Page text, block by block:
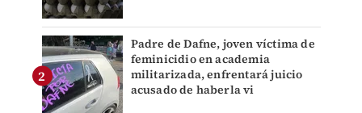
Padre de Dafne, joven víctima de
feminicidio en academia
militarizada, enfrentará juicio
acusado de haberla vi